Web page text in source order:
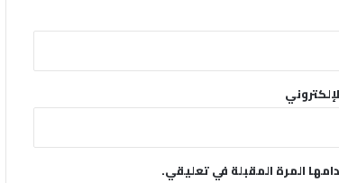
المرة المقبلة في تعليقي.